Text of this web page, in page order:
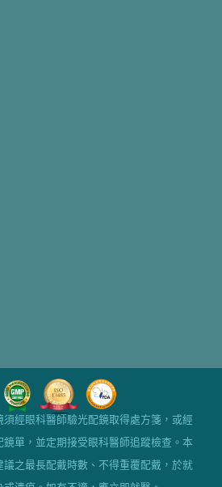
經眼科醫師驗光配鏡取得處方箋，或經
單，並定期接受眼科醫師追蹤檢查。本
之最長配戴時數、不得重覆配戴，於就